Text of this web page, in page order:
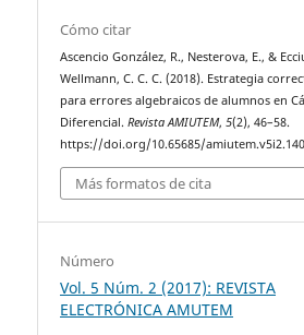
Cómo citar
Ascencio González, R., Nesterova, E., &
Wellmann, C. C. C. (2018). Estrategia
para errores algebraicos de alumnos en
Diferencial.Revista AMIUTEM,5(2), 46–58.
https://doi.org/10.65685/amiutem.v5i2.140
Más formatos de cita
Número
Vol. 5 Núm. 2 (2017): REVISTA
ELECTRÓNICA AMUTEM